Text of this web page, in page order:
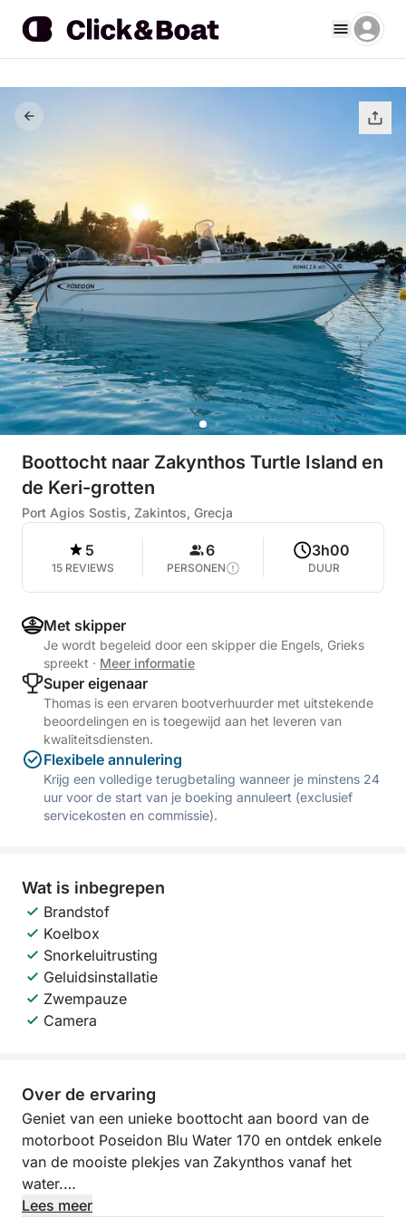
Boottocht naar Zakynthos Turtle Island en
de Keri-grotten
Port Agios Sostis, Zakintos, Grecja
5
15 REVIEWS
6
PERSONEN
3h00
DUUR
Met skipper
Je wordt begeleid door een skipper die Engels, Grieks
spreekt · Meer informatie
Super eigenaar
Thomas is een ervaren bootverhuurder met uitstekende
beoordelingen en is toegewijd aan het leveren van
kwaliteitsdiensten.
Flexibele annulering
Krijg een volledige terugbetaling wanneer je minstens 24
uur voor de start van je boeking annuleert (exclusief
servicekosten en commissie).
Wat is inbegrepen
Brandstof
Koelbox
Snorkeluitrusting
Geluidsinstallatie
Zwempauze
Camera
Over de ervaring
Geniet van een unieke boottocht aan boord van de
motorboot Poseidon Blu Water 170 en ontdek enkele
van de mooiste plekjes van Zakynthos vanaf het
water.
Lees meer